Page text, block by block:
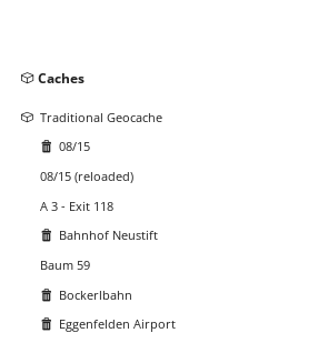
Navigation
Caches
Traditional Geocache
08/15
08/15 (reloaded)
A 3 - Exit 118
Bahnhof Neustift
Baum 59
Bockerlbahn
Eggenfelden Airport